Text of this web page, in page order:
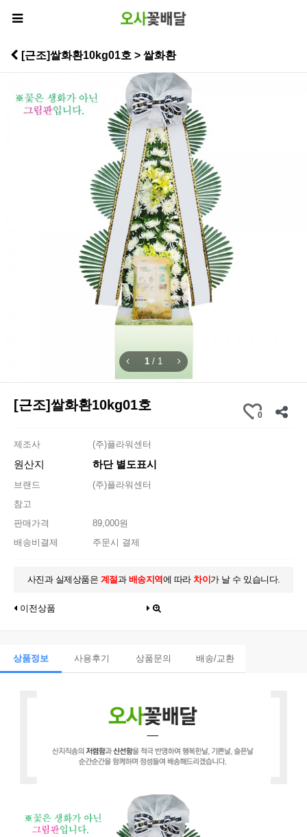
[근조]쌀화환10kg01호 > 쌀화환
1 / 1
[근조]쌀화환10kg01호
0
제조사 (주)플라워센터
원산지 하단 별도표시
브랜드
(주)플라워센터
참고
판매가격
89,000원
배송비결제
주문시 결제
사진과 실제상품은 계절과 배송지역에 따라 차이 가 날 수 있습니다.
이전상품
상품정보 사용후기 상품문의 배송/교환